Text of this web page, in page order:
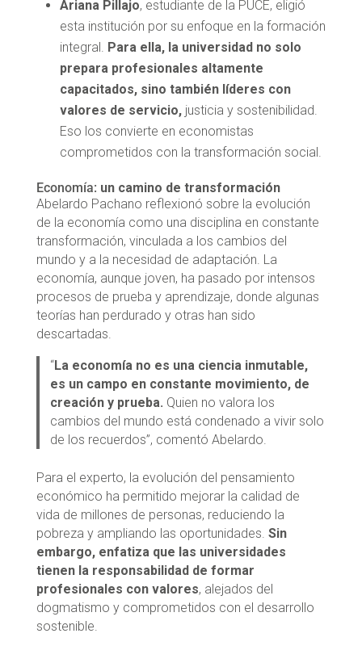
Ariana Pillajo, estudiante de la PUCE, eligió
esta institución por su enfoque en la formación
integral. Para ella, la universidad no solo
prepara profesionales altamente
capacitados, sino también líderes con
valores de servicio,justicia y sostenibilidad.
Eso los convierte en economistas
comprometidos con la transformación social.
Economía: un camino de transformación
Abelardo Pachano reflexionó sobre la evolución
de la economía como una disciplina en constante
transformación, vinculada a los cambios del
mundo y a la necesidad de adaptación. La
economía, aunque joven, ha pasado por intensos
procesos de prueba y aprendizaje, donde algunas
teorías han perdurado y otras han sido
descartadas.
“La economía no es una ciencia inmutable,
es un campo en constante movimiento, de
creación y prueba. Quien no valora los
cambios del mundo está condenado a vivir solo
de los recuerdos”, comentó Abelardo.
Para el experto, la evolución del pensamiento
económico ha permitido mejorar la calidad de
vida de millones de personas, reduciendo la
pobreza y ampliando las oportunidades. Sin
embargo, enfatiza que las universidades
tienen la responsabilidad de formar
profesionales con valores, alejados del
dogmatismo y comprometidos con el desarrollo
sostenible.